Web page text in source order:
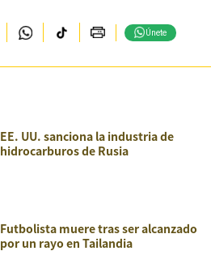
Únete
EE. UU. sanciona la industria de
hidrocarburos de Rusia
Futbolista muere tras ser alcanzado
por un rayo en Tailandia